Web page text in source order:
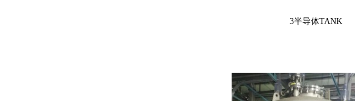
3半导体TANK